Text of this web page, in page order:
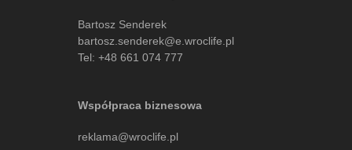
Bartosz Senderek
bartosz.senderek@e.wroclife.pl
Tel: +48 661 074 777
Współpraca biznesowa
reklama@wroclife.pl